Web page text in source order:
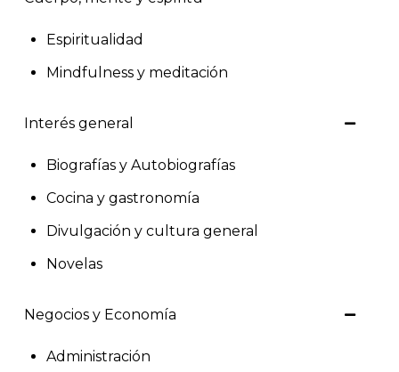
Espiritualidad
Mindfulness y meditación
Interés general
Biografías y Autobiografías
Cocina y gastronomía
Divulgación y cultura general
Novelas
Negocios y Economía
Administración